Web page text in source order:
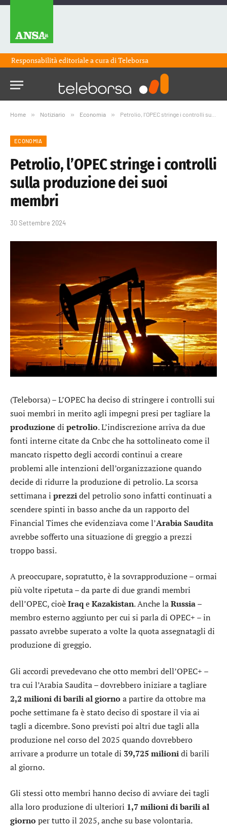
Responsabilità editoriale a cura diTeleborsa
Home » Notiziario » Economia » Petrolio, l’OPEC stringe i controlli sulla produzione dei suoi membri
ECONOMIA
Petrolio, l’OPEC stringe i controlli
sulla produzione dei suoi
membri
30 Settembre 2024
(Teleborsa) – L’OPEC ha deciso di stringere i controlli sui
suoi membri in merito agli impegni presi per tagliare la
produzione di petrolio. L’indiscrezione arriva da due
fonti interne citate da Cnbc che ha sottolineato come il
mancato rispetto degli accordi continui a creare
problemi alle intenzioni dell’organizzazione quando
decide di ridurre la produzione di petrolio. La scorsa
settimana i prezzidel petrolio sono infatti continuati a
scendere spinti in basso anche da un rapporto del
Financial Times che evidenziava come l’Arabia Saudita
avrebbe sofferto una situazione di greggio a prezzi
troppo bassi.
A preoccupare, sopratutto, è la sovrapproduzione – ormai
più volte ripetuta – da parte di due grandi membri
dell’OPEC, cioèIraqeKazakistan. Anche laRussia–
membro esterno aggiunto per cui si parla di OPEC+ – in
passato avrebbe superato a volte la quota assegnatagli di
produzione di greggio.
Gli accordi prevedevano che otto membri dell’OPEC+ –
tra cui l’Arabia Saudita – dovrebbero iniziare a tagliare
2,2 milioni di barili al giorno a partire da ottobre ma
poche settimane fa è stato deciso di spostare il via ai
tagli a dicembre. Sono previsti poi altri due tagli alla
produzione nel corso del 2025 quando dovrebbero
arrivare a produrre un totale di 39,725 milionidi barili
al giorno.
Gli stessi otto membri hanno deciso di avviare dei tagli
alla loro produzione di ulteriori 1,7 milioni di barili al
giorno per tutto il 2025, anche su base volontaria.